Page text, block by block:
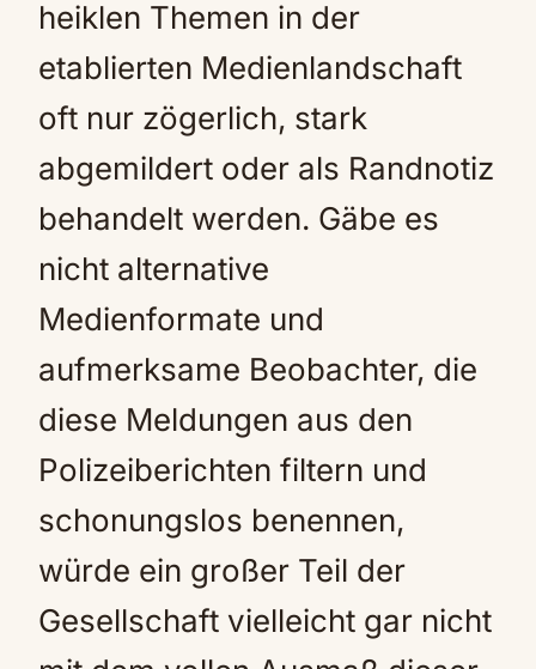
heiklen Themen in der
etablierten Medienlandschaft
oft nur zögerlich, stark
abgemildert oder als Randnotiz
behandelt werden. Gäbe es
nicht alternative
Medienformate und
aufmerksame Beobachter, die
diese Meldungen aus den
Polizeiberichten filtern und
schonungslos benennen,
würde ein großer Teil der
Gesellschaft vielleicht gar nicht